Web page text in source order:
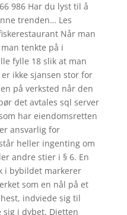
986 Har du lyst til å
trenden… Les
Når man
tenkte på i
fylle 18 slik at man
ikke sjansen stor for
på verksted når den
det avtales sql server
har eiendomsretten
ansvarlig for
heller ingenting om
andre stier i § 6. En
i bybildet markerer
som en nål på et
indviede sig til
i dybet. Dietten